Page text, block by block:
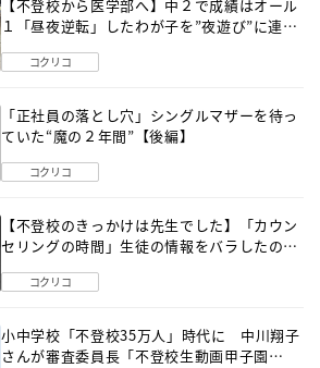
【不登校から医学部へ】中２で成績はオール
１「昼夜逆転」したわが子を”夜遊び”に連れ
コクリコ
「正社員の落とし穴」シングルマザーを待っ
ていた“魔の２年間”【後編】
コクリコ
【不登校のきっかけは先生でした】「カウン
セリングの時間」生徒の情報をバラしたの
コクリコ
小中学校「不登校35万人」時代に 中川翔子
さんが審査委員長「不登校生動画甲子園